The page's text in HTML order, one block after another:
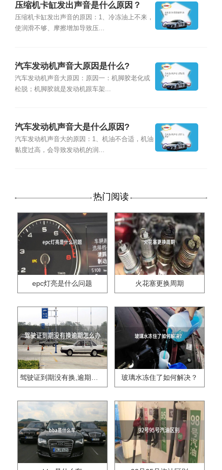
压缩机卡缸发出声音是什么原因？
压缩机卡缸发出声音的原因：1、冷冻油上不来，
使润滑不够、摩擦增加导致压...
汽车发动机声音大原因是什么?
汽车发动机声音大原因：原因一：机脚胶老化或
松脱；机脚胶就是发动机跟车架...
汽车发动机声音大是什么原因?
汽车发动机声音大的原因：1、机油不合适，机油
黏度过高，会导致发动机的润...
热门阅读
epc灯亮是什么问题 火花塞更换周期
驾驶证到期没有换,逾期怎么办?? 玻璃水冻住了如何解决？